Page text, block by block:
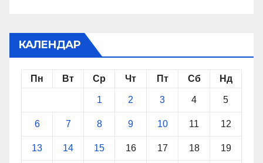
КАЛЕНДАР
Пн Вт Ср Чт Пт Сб Нд
1 2 3 4 5
6 7 8 9 10 11 12
13 14 15 16 17 18 19